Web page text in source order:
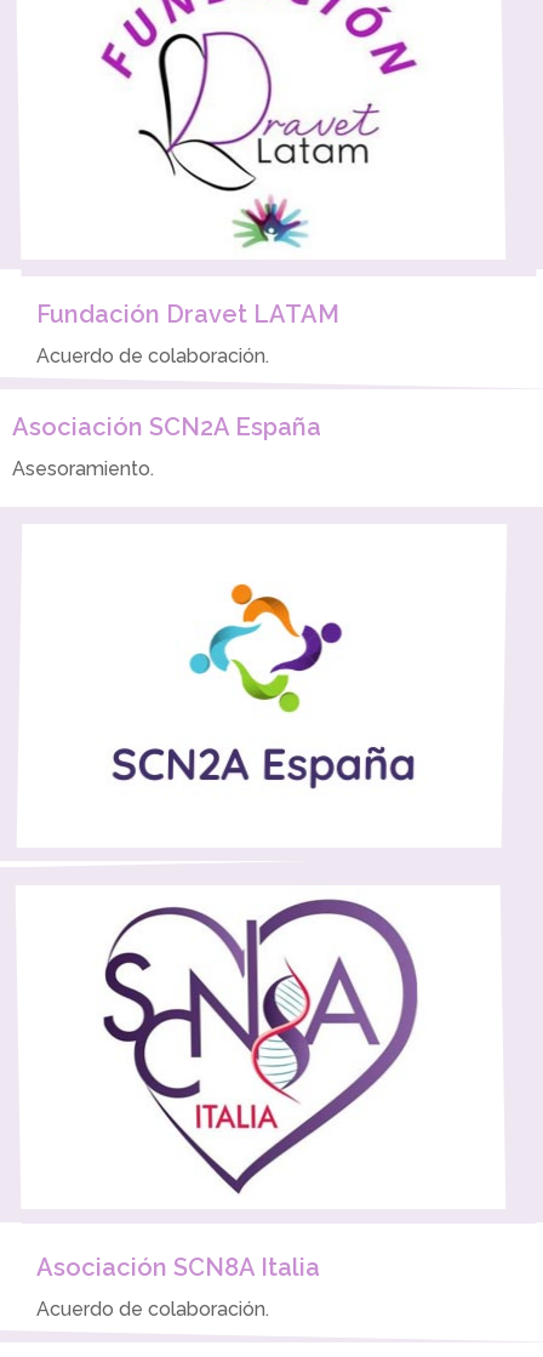
Fundación Dravet LATAM
Acuerdo de colaboración.
Asociación SCN2A España
Asesoramiento.
Asociación SCN8A Italia
Acuerdo de colaboración.